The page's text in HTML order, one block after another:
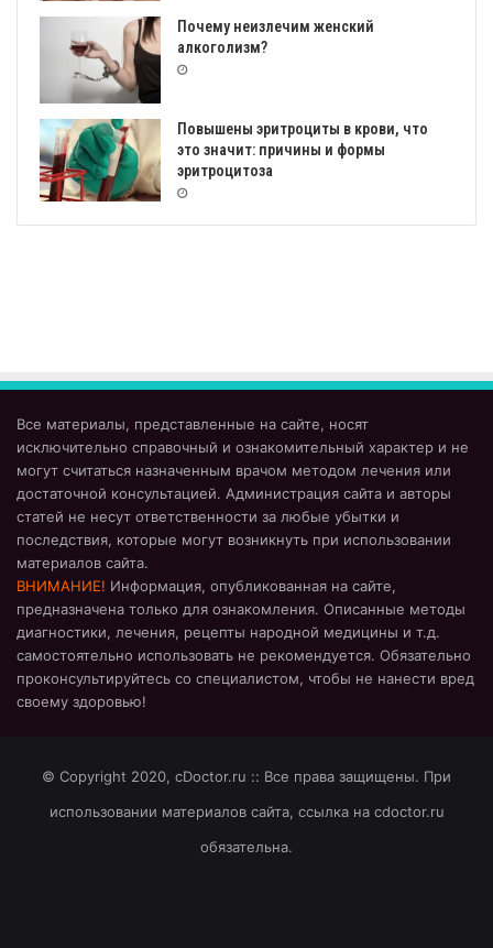
Почему неизлечим женский
алкоголизм?
Повышены эритроциты в крови, что
это значит: причины и формы
эритроцитоза
Все материалы, представленные на сайте, носят
исключительно справочный и ознакомительный характер и не
могут считаться назначенным врачом методом лечения или
достаточной консультацией. Администрация сайта и авторы
статей не несут ответственности за любые убытки и
последствия, которые могут возникнуть при использовании
материалов сайта.
ВНИМАНИЕ! Информация, опубликованная на сайте,
предназначена только для ознакомления. Описанные методы
диагностики, лечения, рецепты народной медицины и т.д.
самостоятельно использовать не рекомендуется. Обязательно
проконсультируйтесь со специалистом, чтобы не нанести вред
своему здоровью!
© Copyright 2020, cDoctor.ru :: Все права защищены. При
использовании материалов сайта, ссылка на cdoctor.ru
обязательна.